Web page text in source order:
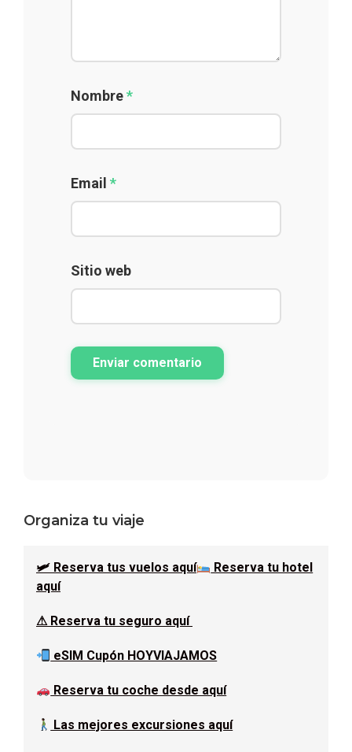
Nombre*
Email *
Sitio web
Enviar comentario
Barra
principal
Organiza tu viaje
🛩 Reserva tus vuelos aquí
Reserva tu hotel
aquí
⚠ Reserva tu seguro aquí
eSIM Cupón HOYVIAJAMOS
Reserva tu coche desde aquí
Las mejores excursiones aquí